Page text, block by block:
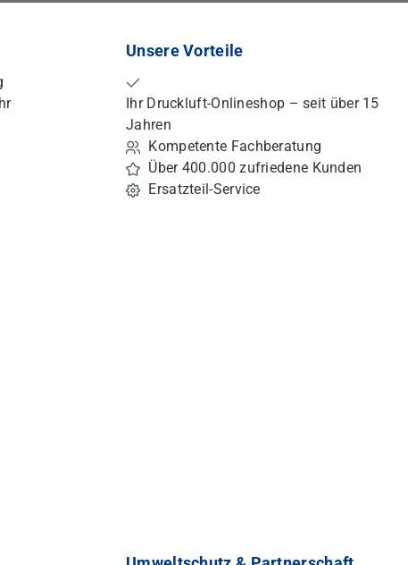
Unsere Vorteile
Ihr Druckluft-Onlineshop – seit über 15
Jahren
Kompetente Fachberatung
Über 400.000 zufriedene Kunden
Ersatzteil-Service